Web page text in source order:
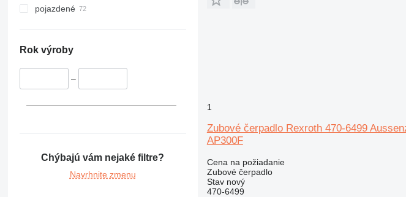
pojazdené
Rok výroby
–
Chýbajú vám nejaké filtre?
Navrhnite zmenu
1
Zubové čerpadlo Rexroth 470-6499
AP300F
Cena na požiadanie
Zubové čerpadlo
Stavnový
470-6499